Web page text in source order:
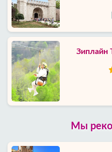
Зиплайн
Мы